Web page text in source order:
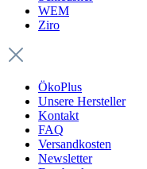
WEM
Ziro
ÖkoPlus
Unsere Hersteller
Kontakt
FAQ
Versandkosten
Newsletter